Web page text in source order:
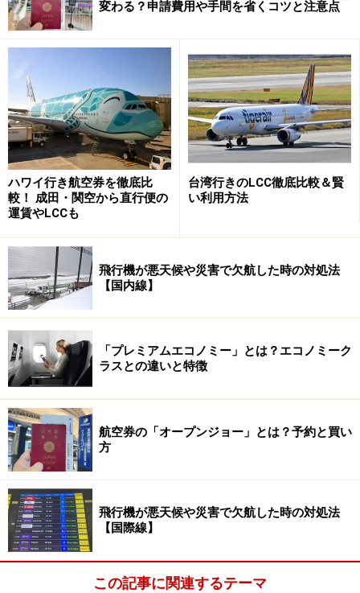
インドネシア政府主導のもと90年代、クタやレギャン、
ヌサドゥア地区を中心に外資ホテルの建設ラッシュに沸
いたバリ島ですが、近年では滞在型のヴィラを好んで、
暮らすように過ごす日本人観光客が増えています。バリ
島は近年、デンパサール空港からアクセスのよいエリア
が手狭になり、開発地域がウブドなどへと北上していま
す。ヴィラアイルバリ ブティックリゾート＆スパは、空
港からのアクセスがよいにもかからわず広大な敷地と緑
を擁しており、そうした点でも希少価値が高いといえま
えましょう。
楽園のような客室
全戸プール付き・優雅なバスタブにキッチ
ン、天蓋付きベッド
バリ島はスパbyロクシタンの宝庫。アメニティも充実する
客室は、1ベッドルーム、2ベッドルーム、バンブーヴィ
ラ、グランドヴィラ（最大12名収容可能な4ベッドルー
ム）のタイプがあり、いずれもプライベートプールとオ
ープンリビング、専用のキッチンと大型冷蔵庫、寝室に
は天蓋付きベッドと液晶テレビが備えられ、バスルーム
変わる？申請費用や手間を省くコツと注意点
ハワイ行き航空券を徹底比
較！ 成田・関空から直行便の
運賃やLCCも
台湾行きのLCC徹底比較＆賢
い利用方法
飛行機が悪天候や災害で欠航した時の対処法
【国内線】
「プレミアムエコノミー」とは？エコノミーク
ラスとの違いと特徴
航空券の「オープンジョー」とは？予約と買い
方
飛行機が悪天候や災害で欠航した時の対処法
【国際線】
この記事に関連するテーマ